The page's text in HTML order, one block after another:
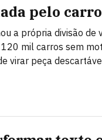
pelo
a própria divisão de
mil carros sem
virar peça